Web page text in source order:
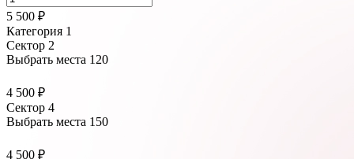
5 500 ₽
Категория 1
Сектор 2
Выбрать места 120
4 500 ₽
Сектор 4
Выбрать места 150
4 500 ₽